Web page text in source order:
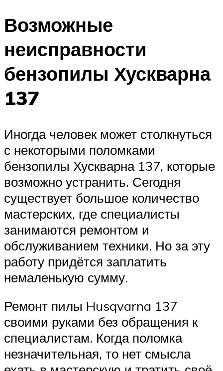
Возможные
неисправности
бензопилы Хускварна
137
Иногда человек может столкнуться
с некоторыми поломками
бензопилы Хускварна 137, которые
возможно устранить. Сегодня
существует большое количество
мастерских, где специалисты
занимаются ремонтом и
обслуживанием техники. Но за эту
работу придётся заплатить
немаленькую сумму.
Ремонт пилы Husqvarna 137
своими руками без обращения к
специалистам. Когда поломка
незначительная, то нет смысла